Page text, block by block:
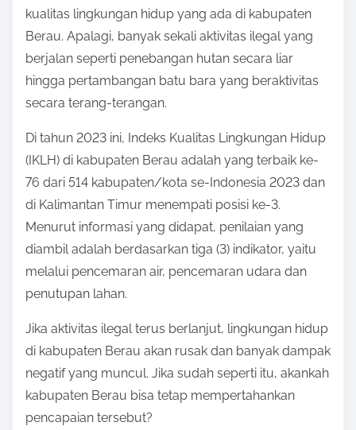
kualitas lingkungan hidup yang ada di kabupaten
Berau. Apalagi, banyak sekali aktivitas ilegal yang
berjalan seperti penebangan hutan secara liar
hingga pertambangan batu bara yang beraktivitas
secara terang-terangan.
Di tahun 2023 ini, Indeks Kualitas Lingkungan Hidup
(IKLH) di kabupaten Berau adalah yang terbaik ke-
76 dari 514 kabupaten/kota se-Indonesia 2023 dan
di Kalimantan Timur menempati posisi ke-3.
Menurut informasi yang didapat, penilaian yang
diambil adalah berdasarkan tiga (3) indikator, yaitu
melalui pencemaran air, pencemaran udara dan
penutupan lahan.
Jika aktivitas ilegal terus berlanjut, lingkungan hidup
di kabupaten Berau akan rusak dan banyak dampak
negatif yang muncul. Jika sudah seperti itu, akankah
kabupaten Berau bisa tetap mempertahankan
pencapaian tersebut?